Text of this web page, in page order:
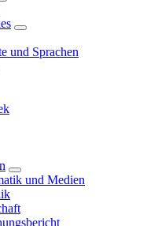
und Sprachen
und Medien